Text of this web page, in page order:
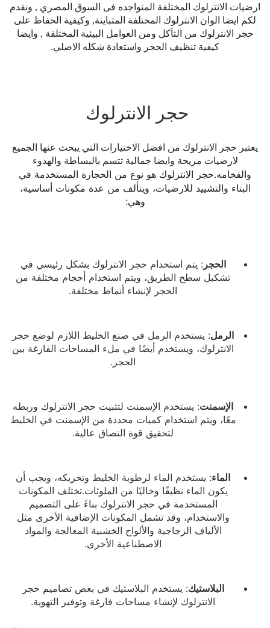
ارضيات الانترلوك المختلفة المتواجده فى السوق المصري , ونقدم
لكم ايضا الوان الانترلوك المختلفة المتباينة, وكيفية الحفاظ على
حجر الانترلوك من التآكل ومن العوامل البيئية المختلفة , وايضا
كيفية تنظيف الحجر واستعادة شكله الاصلي.
حجر الانترلوك
يعتبر حجر الانترلوك من افضل الاختيارات التي يبحث عنها الجميع
لارضيات مريحة وايضا جمالية تتسم بالبساطة والهدوء
والفخامه.حجر الانترلوك هو نوع من الحجارة المستخدمة في
البناء والتشييد للارضيات، ويتألف من عدة مكونات أساسية،
وهي:
الحجر : يتم استخدام حجر الانترلوك بشكل رئيسي في
تشكيل سطح الطريق، ويتم استخدام أحجام مختلفة من
الحجر لإنشاء أنماط مختلفة.
الرمل: يستخدم الرمل في صنع الخليط اللازم لوضع حجر
الانترلوك، ويستخدم أيضًا في ملء المساحات الفارغة بين
الحجر.
الإسمنت: يستخدم الإسمنت لتثبيت حجر الانترلوك وربطه
معًا، ويتم استخدام كميات محددة من الإسمنت في الخليط
لتحقيق قوة التصاق عالية.
الماء: يستخدم الماء لرطوبة الخليط وتحريكه، ويجب أن
يكون الماء نظيفًا وخاليًا من الملوثات.تختلف المكونات
المستخدمة في حجر الانترلوك بناءً على التصميم
والاستخدام، وقد تشمل المكونات الإضافية الأخرى مثل
الألياف الزجاجية والألواح الخشبية المعالجة والمواد
الاصطناعية الأخرى.
البلاستيك: يستخدم البلاستيك في بعض تصاميم حجر
الانترلوك لإنشاء مساحات فارغة وتوفير التهوية.